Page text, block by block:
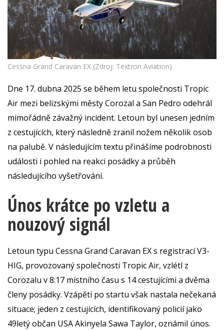
Cessna Grand Caravan EX (Zdroj: Textron Aviation)
Dne 17. dubna 2025 se během letu společnosti Tropic
Air mezi belizskými městy Corozal a San Pedro odehrál
mimořádně závažný incident. Letoun byl unesen jedním
z cestujících, který následně zranil nožem několik osob
na palubě. V následujícím textu přinášíme podrobnosti
události i pohled na reakci posádky a průběh
následujícího vyšetřování.
Únos krátce po vzletu a
nouzový signál
Letoun typu Cessna Grand Caravan EX s registrací V3-
HIG, provozovaný společnosti Tropic Air, vzlétl z
Corozalu v 8:17 místního času s 14 cestujícími a dvěma
členy posádky. Vzápětí po startu však nastala nečekaná
situace; jeden z cestujících, identifikovaný policií jako
49letý občan USA Akinyela Sawa Taylor, oznámil únos.